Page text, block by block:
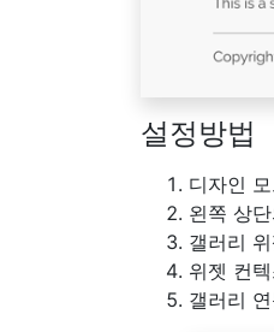
설정방법
디자인
왼쪽 상단
갤러리
위젯 컨
갤러리